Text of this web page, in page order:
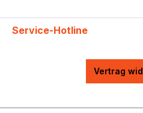
Service-Hotline
Vertrag